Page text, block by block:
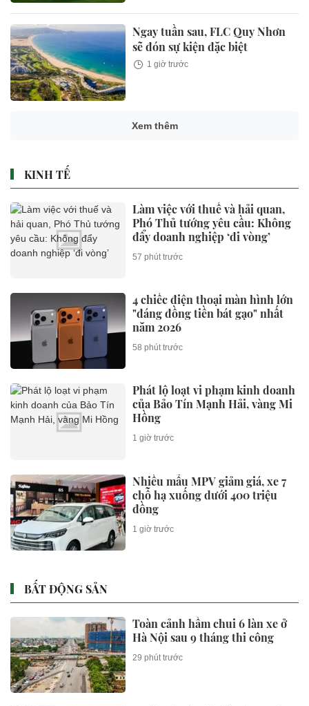
Ngay tuần sau, FLC Quy Nhơn
sẽ đón sự kiện đặc biệt
1 giờ trước
Xem thêm
KINH TẾ
Làm việc với thuế và hải quan,
Phó Thủ tướng yêu cầu: Không
đẩy doanh nghiệp ‘đi vòng’
57 phút trước
4 chiếc điện thoại màn hình lớn
"đáng đồng tiền bát gạo" nhất
năm 2026
58 phút trước
Phát lộ loạt vi phạm kinh doanh
của Bảo Tín Mạnh Hải, vàng Mi
Hồng
1 giờ trước
Nhiều mẫu MPV giảm giá, xe 7
chỗ hạ xuống dưới 400 triệu
đồng
1 giờ trước
BẤT ĐỘNG SẢN
Toàn cảnh hầm chui 6 làn xe ở
Hà Nội sau 9 tháng thi công
29 phút trước